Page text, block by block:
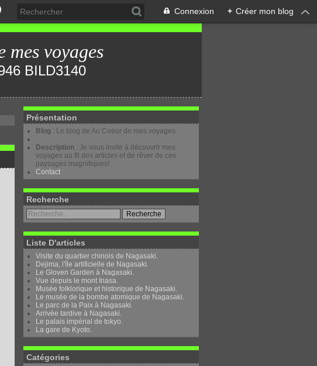
Connexion + Créer mon blog
mes voyages
Présentation
Blog : Le blog de Au Coeur de mes voyages.
Description : Je vous invite à découvrir mes
voyages au fil des articles et de rêver de ces
paysages magnifiques!
Contact
Recherche
Liste D'articles
Visite du quartier chinois de Nagasaki.
Dejima, l'île artificielle de Nagasaki.
Le Gloven Garden à Nagasaki.
Vue depuis le mont Inasa.
Musée folklorique et historique de Nagasaki.
Le musée de la bombe atomique de Nagasaki.
Le parc de la Paix à Nagasaki.
Arrivée tardive à Nagasaki.
Le palais impérial de tokyo.
La gare de Kyoto.
Catégories